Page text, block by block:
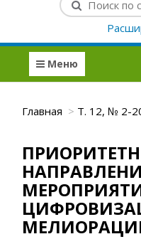
Меню
Главная Т. 12, № 2-